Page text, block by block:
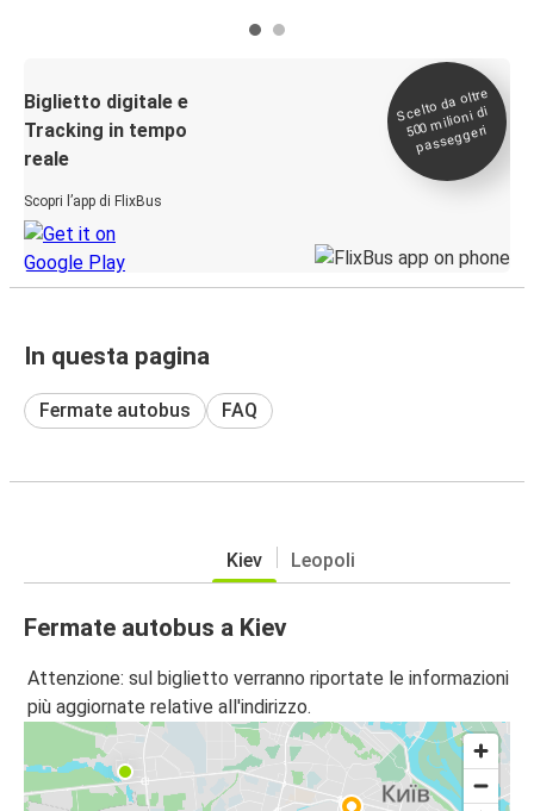
Biglietto digitale e
Tracking in tempo
reale
Scopri l’app di FlixBus
Scelto da oltre
500
milioni di
passeggeri
In questa pagina
Fermate autobus FAQ
Kiev Leopoli
Fermate autobus a Kiev
Attenzione: sul biglietto verranno riportate le informazioni
più aggiornate relative all'indirizzo.